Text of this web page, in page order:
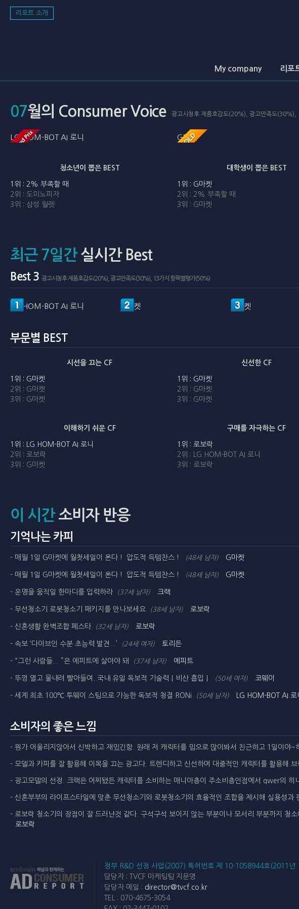
리포트 소개
My company 리포
07월의 Consumer Voice 광고시청후 제품호감도(20%), 광고만족도(30%),
LG HOM-BOT AI 로니 G마켓
청소년이 뽑은 BEST
1위 : 2% 부족할 때
2위 : 도미노피자
3위 : 삼성 월렛
대학생이 뽑은 BEST
1위 : G마켓
2위 : 2% 부족할 때
3위 : G마켓
최근 7일간실시간 Best
Best 3 광고시청후 제품호감도(20%), 광고만족도(30%), 13가지 항목별평가(50%)
LG HOM-BOT AI 로니 G마켓 G마켓
부문별 BEST
시선을 끄는 CF
1위 : G마켓
2위 : G마켓
3위 : G마켓
신선한 CF
1위 : G마켓
2위 : G마켓
3위 : G마켓
이해하기 쉬운 CF
1위 : LG HOM-BOT AI 로니
2위 : 로보락
3위 : G마켓
구매를 자극하는 CF
1위 : 로보락
2위 : LG HOM-BOT AI 로니
3위 : 로보락
이 시간소비자 반응
기억나는 카피
- 매월 1일 G마켓에 월첫세일이 온다！ 압도적 득템찬스！ (48세 남자) G마켓
- 매월 1일 G마켓에 월첫세일이 온다！ 압도적 득템찬스！ (48세 남자) G마켓
- 운명을 움직일 한마디를 입력하라 (37세 남자) 크랙
- 무선청소기 로봇청소기 패키지를 만나보세요 (38세 남자) 로보락
- 신혼생활 완벽조합 페스타 (32세 남자) 로보락
- 속보 ‘다이브인 수분 초능력 발견...’ (24세 여자) 토리든
- “그런 사람들... ”은 에피트에 살아야 돼 (37세 남자) 에피트
- 뚜껑 열고 물내려 빨아들여..국내 유일 독보적 기술력｜비산 흡입｜ (50세 여자) 코웨이
- 세계 최초 100℃ 투웨이 스팀으로 가능한 독보적 청결 RONi (50세 남자) LG HOM-BOT AI 로
소비자의 좋은 느낌
- 뭔가 어울리지않아서 신박하고 재밌긴함. 원래 저 캐릭터를 밈으로 많이봐서 친근하고 1일이야~
- 모델과 카피를 잘 활용해 이목을 끄는 광고다. 트렌디하고 신선하며 대중적인 캐릭터를 활용해
- 광고모델의 선정. 크랙은 어찌됐든 캐릭터를 소비하는 매니아층이 주소비층인점에서 qwer의 히
- 신혼부부의 라이프스타일에 맞춘 무선청소기와 로봇청소기의 효율적인 조합을 제시해 실용성과
- 로보락 청소기의 장점이 잘 드러난것 같다. 구석구석 보이지 않는 부분이나 모서리 부분까지 청
로보락
정부 R&D 선정 사업(2007) 특허번호 제 10-1058944호(2011년
담당자 : TVCF 마케팅팀 지문영
담당자 메일 : director@tvcf.co.kr
TEL : 070-4675-3054